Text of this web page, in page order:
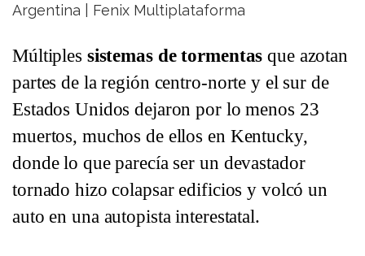
Argentina | Fenix Multiplataforma
Múltiples sistemas de tormentas que azotan
partes de la región centro-norte y el sur de
Estados Unidos dejaron por lo menos 23
muertos, muchos de ellos en Kentucky,
donde lo que parecía ser un devastador
tornado hizo colapsar edificios y volcó un
auto en una autopista interestatal.